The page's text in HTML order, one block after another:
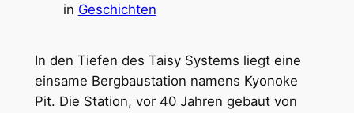
in Geschichten
In den Tiefen des Taisy Systems liegt eine
einsame Bergbaustation namens Kyonoke
Pit. Die Station, vor 40 Jahren gebaut von